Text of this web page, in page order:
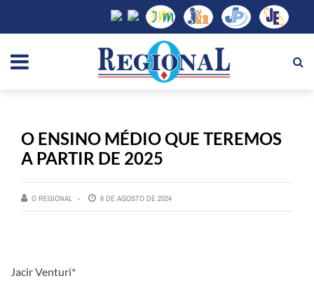
O ENSINO MÉDIO QUE TEREMOS
A PARTIR DE 2025
O REGIONAL 8 DE AGOSTO DE 2024
Jacir Venturi*